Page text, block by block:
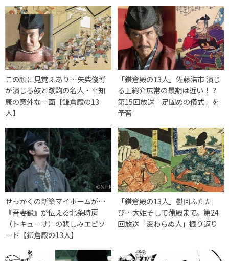
この顔に見覚えあり…矢柴俊博
が演じる鼓と蹴鞠の名人・平知
康の意外な一面【鎌倉殿の13
人】
「鎌倉殿の13人」佐藤浩市 演じ
る上総介広常の最期は近い！？
第15回放送「足固めの儀式」を
予習
せっかくの新築マイホームが…
『吾妻鏡』が伝える北条時房
（トキューサ）の悲しみエピソ
ード【鎌倉殿の13人】
「鎌倉殿の13人」鬱回ふたた
び…大姫そして蒲殿まで。第24
回放送「変わらぬ人」振り返り